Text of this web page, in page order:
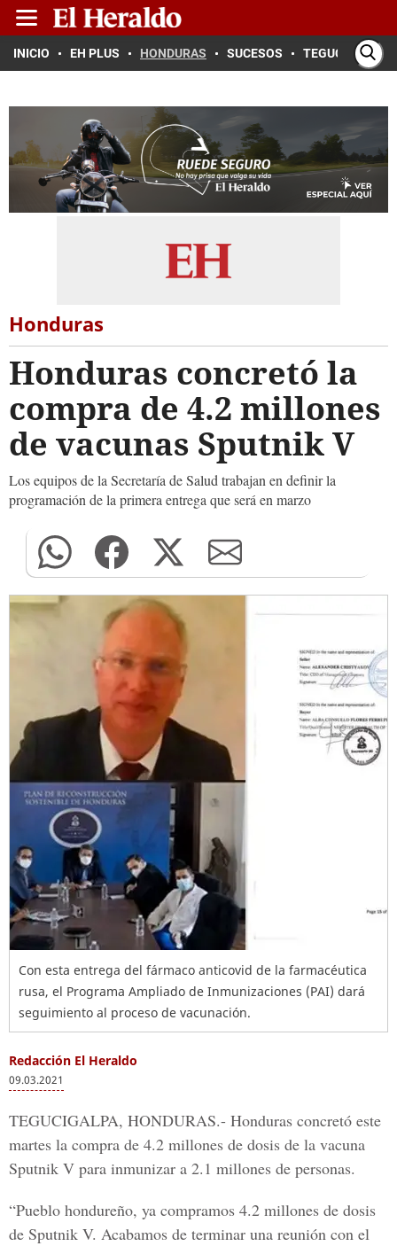
INICIO EH PLUS HONDURAS SUCESOS TEGUCIGALPA
Honduras
Honduras concretó la
compra de 4.2 millones
de vacunas Sputnik V
Los equipos de la Secretaría de Salud trabajan en definir la
programación de la primera entrega que será en marzo
Con esta entrega del fármaco anticovid de la farmacéutica
rusa, el Programa Ampliado de Inmunizaciones (PAI) dará
seguimiento al proceso de vacunación.
Redacción El Heraldo
09.03.2021
TEGUCIGALPA, HONDURAS.- Honduras concretó este
martes la compra de 4.2 millones de dosis de la vacuna
Sputnik V para inmunizar a 2.1 millones de personas.
“Pueblo hondureño, ya compramos 4.2 millones de dosis
de Sputnik V. Acabamos de terminar una reunión con el